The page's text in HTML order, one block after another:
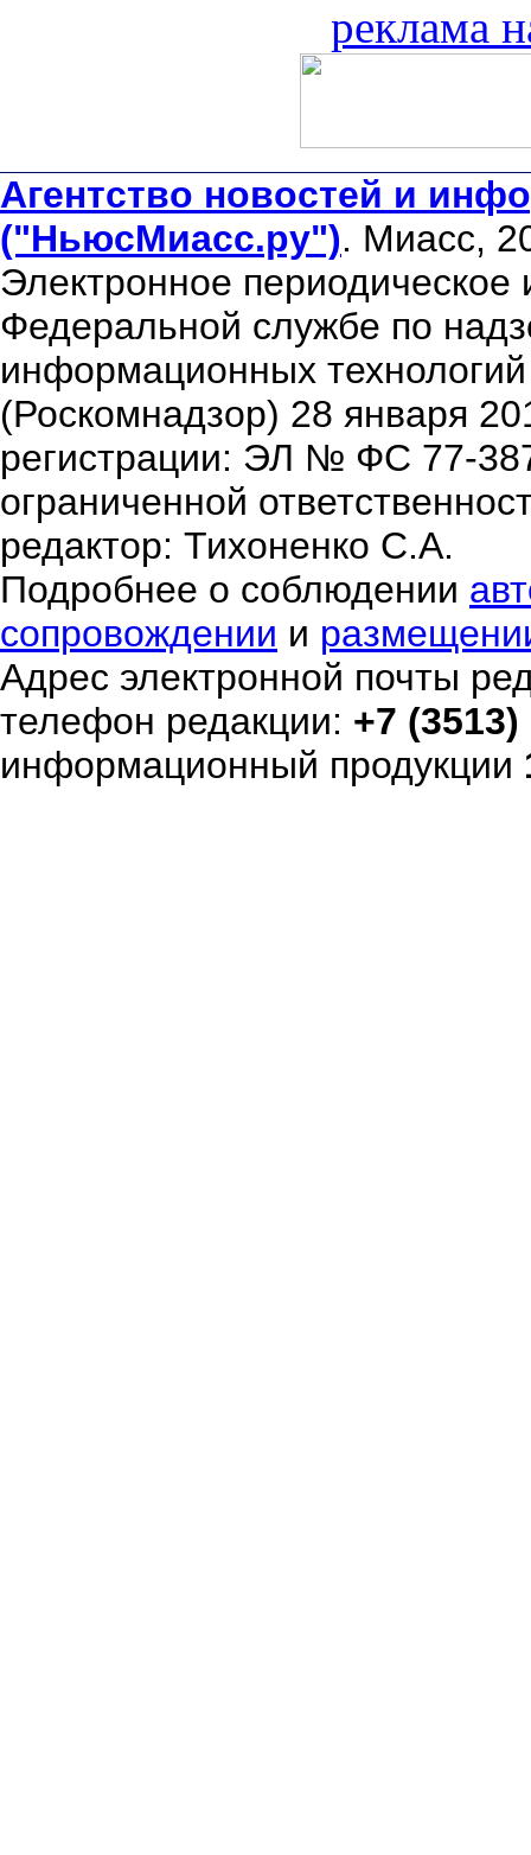
реклама
Агентство новостей и
("НьюсМиасс.ру"). Миасс,
Электронное периодическое
Федеральной службе по
информационных
(Роскомнадзор) 28 января
регистрации: ЭЛ № ФС 77-
ограниченной
редактор: Тихоненко С.А.
Подробнее о соблюдении
сопровождении и
Адрес электронной почты
телефон редакции: +7
информационный продукции